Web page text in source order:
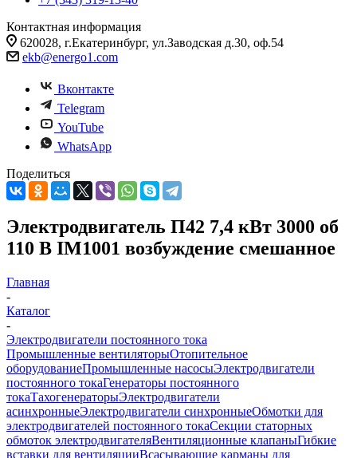
Контактная информация
620028, г.Екатеринбург, ул.Заводская д.30, оф.54
ekb@energo1.com
Вконтакте
Telegram
YouTube
WhatsApp
Поделиться
Электродвигатель П42 7,4 кВт 3000 об
110 В IM1001 возбуждение смешанное
Главная
-
Каталог
-
Электродвигатели постоянного тока
Промышленные вентиляторыОтопительное
оборудованиеПромышленные насосыЭлектродвигатели
постоянного токаГенераторы постоянного
токаТахогенераторыЭлектродвигатели
асинхронныеЭлектродвигатели синхронныеОбмотки для
электродвигателей постоянного токаСекции статорных
обмоток электродвигателяВентиляционные клапаныГибкие
вставки для вентиляцииВсасывающие карманы для